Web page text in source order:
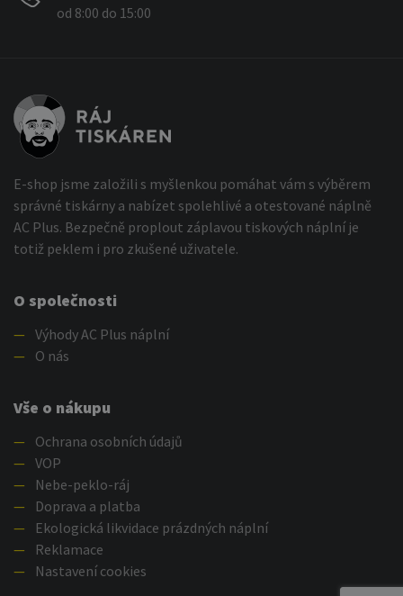
od 8:00 do 15:00
E-shop jsme založili s myšlenkou pomáhat vám s výběrem
správné tiskárny a nabízet spolehlivé a otestované náplně
AC Plus. Bezpečně proplout záplavou tiskových náplní je
totiž peklem i pro zkušené uživatele.
O společnosti
— Výhody AC Plus náplní
—
O nás
Vše o nákupu
—
Ochrana osobních údajů
— VOP
—
Nebe-peklo-ráj
—
Doprava a platba
—
Ekologická likvidace prázdných náplní
—
Reklamace
—
Nastavení cookies